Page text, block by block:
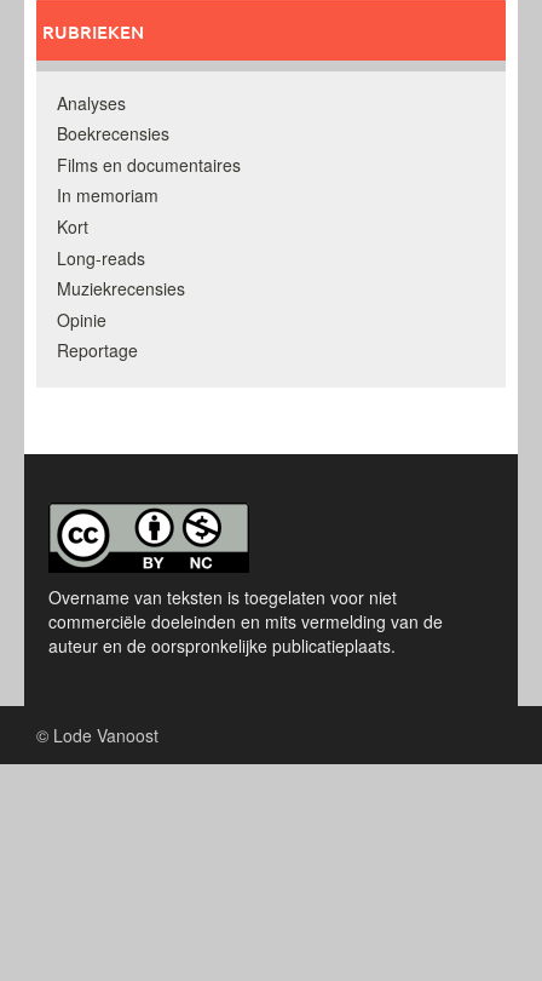
RUBRIEKEN
Analyses
Boekrecensies
Films en documentaires
In memoriam
Kort
Long-reads
Muziekrecensies
Opinie
Reportage
Overname van teksten is toegelaten voor niet
commerciële doeleinden en mits vermelding van de
auteur en de oorspronkelijke publicatieplaats.
© Lode Vanoost